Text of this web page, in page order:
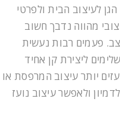
לעיצוב הבית ולפרטי
מהווה נדבך חשוב
פעמים רבות נעשית
ליצירת קן אחיד
יותר עיצוב המרפסת או
ולאפשר עיצוב נועז